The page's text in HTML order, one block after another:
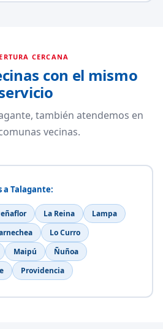
CERCANA
con el mismo
también atendemos en
vecinas.
a Talagante:
La Reina
Lampa
Lo Curro
Maipú
Ñuñoa
Providencia